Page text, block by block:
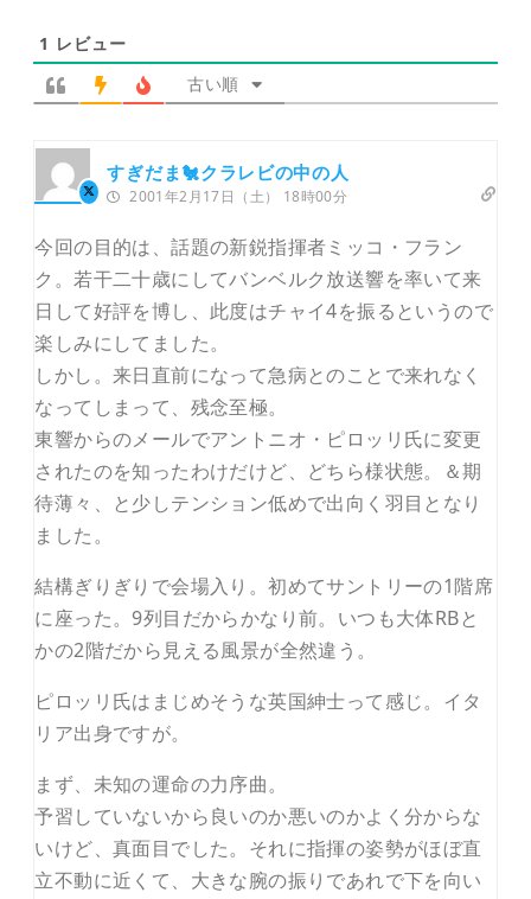
1 レビュー
古い順
すぎだま🐔クラレビの中の人
2001年2月17日（土） 18時00分
今回の目的は、話題の新鋭指揮者ミッコ・フラン
ク。若干二十歳にしてバンベルク放送響を率いて来
日して好評を博し、此度はチャイ4を振るというので
楽しみにしてました。
しかし。来日直前になって急病とのことで来れなく
なってしまって、残念至極。
東響からのメールでアントニオ・ピロッリ氏に変更
されたのを知ったわけだけど、どちら様状態。＆期
待薄々、と少しテンション低めで出向く羽目となり
ました。
結構ぎりぎりで会場入り。初めてサントリーの1階席
に座った。9列目だからかなり前。いつも大体RBと
かの2階だから見える風景が全然違う。
ピロッリ氏はまじめそうな英国紳士って感じ。イタ
リア出身ですが。
まず、未知の運命の力序曲。
予習していないから良いのか悪いのかよく分からな
いけど、真面目でした。それに指揮の姿勢がほぼ直
立不動に近くて、大きな腕の振りであれで下を向い